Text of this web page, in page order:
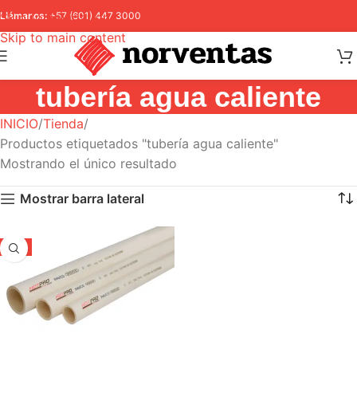
Skip to navigation
Skip to main content
Llámanos: +57 (601) 447 3000
tubería agua caliente
INICIO Tienda
Productos etiquetados "tubería agua caliente"
Mostrando el único resultado
Mostrar barra lateral
-5%